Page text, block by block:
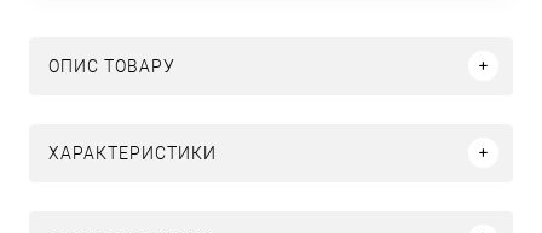
ОПИС ТОВАРУ
ХАРАКТЕРИСТИКИ